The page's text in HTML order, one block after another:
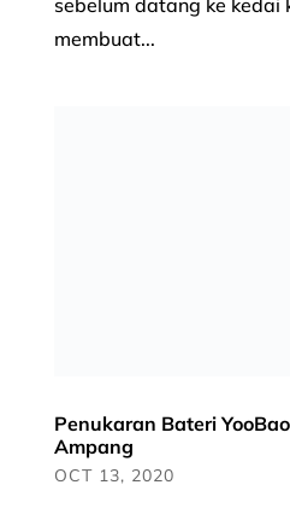
membuat...
Penukaran Bateri
Ampang
OCT 13, 2020